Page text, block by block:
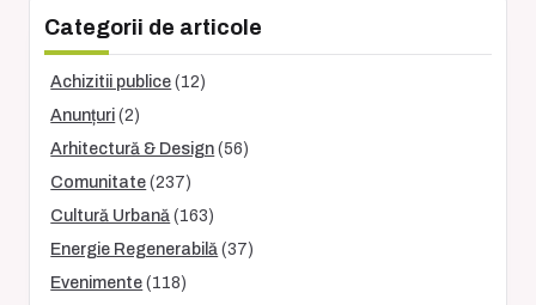
Categorii de articole
Achizitii publice (12)
Anunțuri (2)
Arhitectură & Design (56)
Comunitate (237)
Cultură Urbană (163)
Energie Regenerabilă (37)
Evenimente (118)